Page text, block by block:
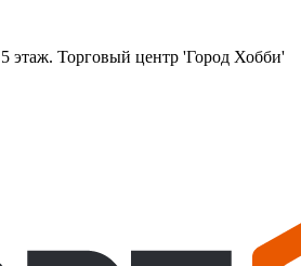
этаж. Торговый центр 'Город Хобби'